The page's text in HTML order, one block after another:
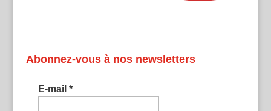
Abonnez-vous à nos newsletters
E-mail *